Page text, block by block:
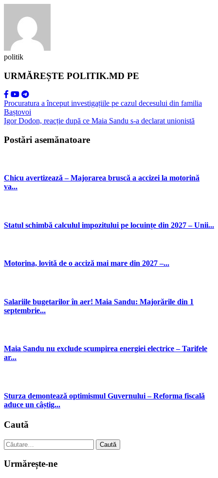
politik
URMĂREȘTE POLITIK.MD PE
Procuratura a început investigațiile pe cazul decesului din familia
Baștovoi
Igor Dodon, reacție după ce Maia Sandu s-a declarat unionistă
Postări asemănatoare
Chicu avertizează – Majorarea bruscă a accizei la motorină
va...
Statul schimbă calculul impozitului pe locuințe din 2027 – Unii...
Motorina, lovită de o acciză mai mare din 2027 –...
Salariile bugetarilor în aer! Maia Sandu: Majorările din 1
septembrie...
Maia Sandu nu exclude scumpirea energiei electrice – Tarifele
ar...
Sturza demontează optimismul Guvernului – Reforma fiscală
aduce un câștig...
Caută
Caută
după:
Urmărește-ne